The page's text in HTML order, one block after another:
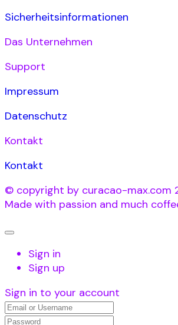
Sicherheitsinformationen
Das Unternehmen
Support
Impressum
Datenschutz
Kontakt
Kontakt
© copyright by curacao-max.com
Made with passion and much
Sign in
Sign up
Sign in to your account